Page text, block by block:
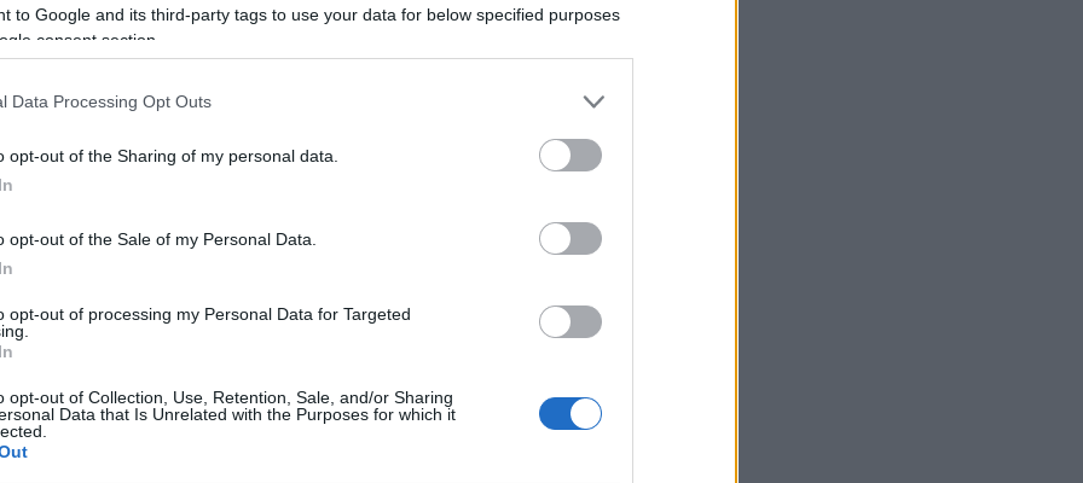
to Google and its third-party tags to use your data for below specified purposes
consent section.
Data Processing Opt Outs
opt-out of the Sharing of my personal data.
opt-out of the Sale of my Personal Data.
opt-out of processing my Personal Data for Targeted
opt-out of Collection, Use, Retention, Sale, and/or Sharing
Data that Is Unrelated with the Purposes for which it
Suuntaan
Vaasa
Nurmijärvi, Mäyränkallio
Suuntaan
Vaasa